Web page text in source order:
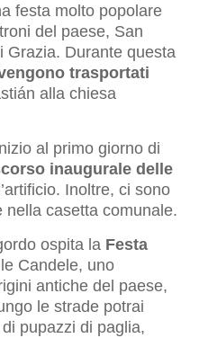
festa molto popolare
del paese, San
Grazia. Durante questa
trasportati
alla chiesa
al primo giorno di
inaugurale delle
Inoltre, ci sono
casetta comunale.
ospita la Festa
Candele, uno
antiche del paese,
le strade potrai
pupazzi di paglia,